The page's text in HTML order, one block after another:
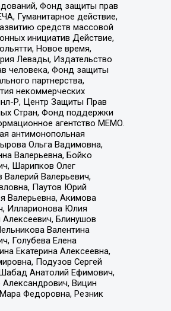
Фонд защиты прав
Гуманитарное действие,
средств массовой
инициатив Действие,
Новое время,
Левады, Издательство
человека, Фонд защиты
партнерства,
некоммерческих
Р, Центр Защиты Прав
Стран, Фонд поддержки
агентство МЕМО.
антимонопольная
Ольга Вадимовна,
Валерьевна, Бойко
Шарипков Олег
Валерьевич,
Паутов Юрий
Валерьевна, Акимова
Илларионова Юлия
Блинушов
Валентина
Голубева Елена
Екатерина Алексеевна,
Подузов Сергей
Анатолий Ефимович,
Вицин
Федоровна, Резник